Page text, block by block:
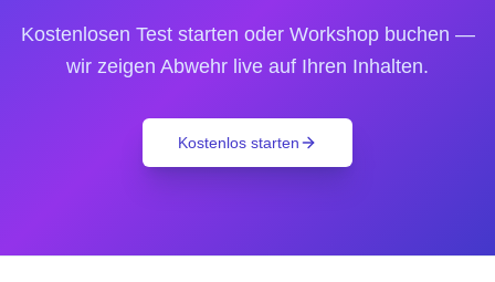
Kostenlosen Test starten oder Workshop buchen —
wir zeigen Abwehr live auf Ihren Inhalten.
Kostenlos starten